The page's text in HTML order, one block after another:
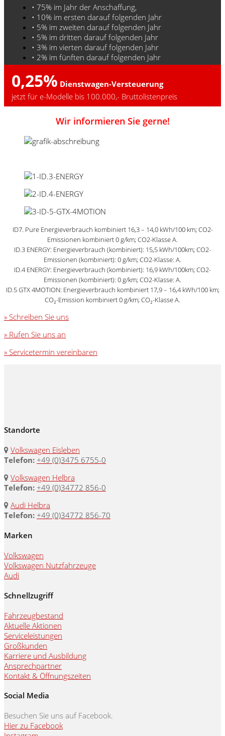
• 75% im Jahr der Anschaffung,
• 10% im ersten darauf folgenden Jahr
• 5% im zweiten darauf folgenden Jahr
• 5% im dritten darauf folgenden Jahr
• 3% im vierten darauf folgenden Jahr
• 2% im fünften darauf folgenden Jahr
0,25% Dienstwagen-Versteuerung
jetzt für e-Modelle bis 100.000,- Bruttolistenpreis
Wir informieren Sie gerne!
ID7. Pure Energieverbrauch kombiniert 16,3 – 14,0 kWh/100 km; CO2-
Emissionen kombiniert 0 g/km; CO2-Klasse A.
ID.3 ENERGY: Energieverbrauch (kombiniert): 15,5 kWh/100km; CO2-
Emissionen (kombiniert): 0 g/km; CO2-Klasse: A.
ID.4 ENERGY: Energieverbrauch (kombiniert): 16,9 kWh/100km; CO2-
Emissionen (kombiniert): 0 g/km; CO2-Klasse: A.
ID.5 GTX4MOTION: Energieverbrauch kombiniert 17,9 – 16,4 kWh/100 km;
CO₂-Emission kombiniert 0 g/km; CO₂-Klasse A.
» Schreiben Sie uns
» Rufen Sie uns an
» Servicetermin vereinbaren
Standorte
Volkswagen Eisleben
Telefon: +49 (0)3475 6755-0
Volkswagen Helbra
Telefon: +49 (0)34772 856-0
Audi Helbra
Telefon: +49 (0)34772 856-70
Marken
Volkswagen
Volkswagen Nutzfahrzeuge
Audi
Schnellzugriff
Fahrzeugbestand
Aktuelle Aktionen
Serviceleistungen
Großkunden
Karriere und Ausbildung
Ansprechpartner
Kontakt & Öffnungszeiten
Social Media
Besuchen Sie uns auf Facebook.
Hier zu Facebook